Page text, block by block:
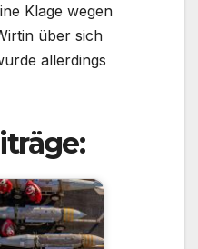
Klage wegen
über sich
allerdings